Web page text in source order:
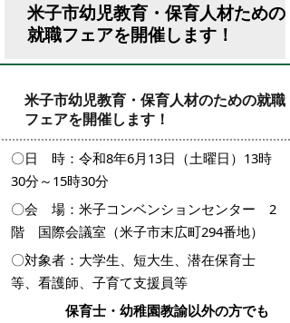
米子市幼児教育・保育人材ための
就職フェアを開催します！
米子市幼児教育・保育人材のための就職
フェアを開催します！
〇日 時：令和8年6月13日（土曜日）13時
30分～15時30分
〇会 場：米子コンベンションセンター 2
階 国際会議室（米子市末広町294番地）
〇対象者：大学生、短大生、潜在保育士
等、看護師、子育て支援員等
保育士・幼稚園教諭以外の方でも